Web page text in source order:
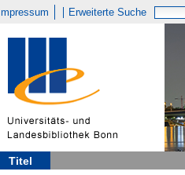
Impressum Erweiterte Suche
Titel